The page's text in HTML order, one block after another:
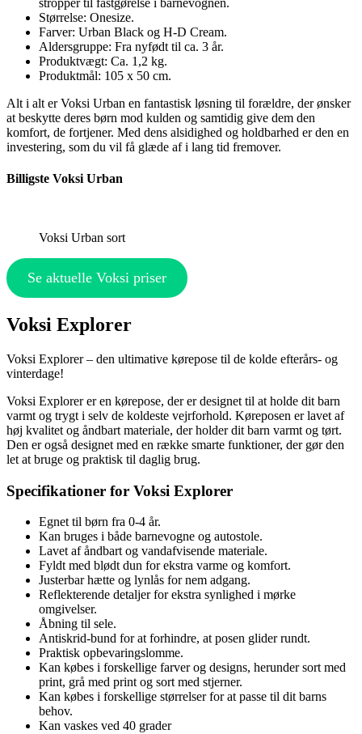
Størrelse: Onesize.
Farver: Urban Black og H-D Cream.
Aldersgruppe: Fra nyfødt til ca. 3 år.
Produktvægt: Ca. 1,2 kg.
Produktmål: 105 x 50 cm.
Alt i alt er Voksi Urban en fantastisk løsning til forældre, der ønsker
at beskytte deres børn mod kulden og samtidig give dem den
komfort, de fortjener. Med dens alsidighed og holdbarhed er den en
investering, som du vil få glæde af i lang tid fremover.
Billigste Voksi Urban
Voksi Urban sort
Se aktuelle Voksi priser
Voksi Explorer
Voksi Explorer – den ultimative kørepose til de kolde efterårs- og
vinterdage!
Voksi Explorer er en kørepose, der er designet til at holde dit barn
varmt og trygt i selv de koldeste vejrforhold. Køreposen er lavet af
høj kvalitet og åndbart materiale, der holder dit barn varmt og tørt.
Den er også designet med en række smarte funktioner, der gør den
let at bruge og praktisk til daglig brug.
Specifikationer for Voksi Explorer
Egnet til børn fra 0-4 år.
Kan bruges i både barnevogne og autostole.
Lavet af åndbart og vandafvisende materiale.
Fyldt med blødt dun for ekstra varme og komfort.
Justerbar hætte og lynlås for nem adgang.
Reflekterende detaljer for ekstra synlighed i mørke
omgivelser.
Åbning til sele.
Antiskrid-bund for at forhindre, at posen glider rundt.
Praktisk opbevaringslomme.
Kan købes i forskellige farver og designs, herunder sort med
print, grå med print og sort med stjerner.
Kan købes i forskellige størrelser for at passe til dit barns
behov.
Kan vaskes ved 40 grader